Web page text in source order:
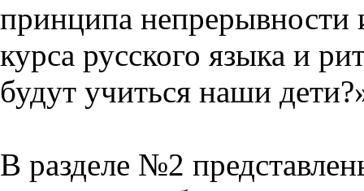
принципа непрерывности
курса русского языка и
будут учиться наши
В разделе №2